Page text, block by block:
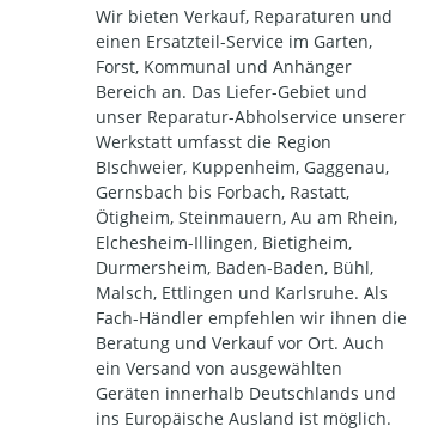
Wir bieten Verkauf, Reparaturen und
einen Ersatzteil-Service im Garten,
Forst, Kommunal und Anhänger
Bereich an. Das Liefer-Gebiet und
unser Reparatur-Abholservice unserer
Werkstatt umfasst die Region
BIschweier, Kuppenheim, Gaggenau,
Gernsbach bis Forbach, Rastatt,
Ötigheim, Steinmauern, Au am Rhein,
Elchesheim-Illingen, Bietigheim,
Durmersheim, Baden-Baden, Bühl,
Malsch, Ettlingen und Karlsruhe. Als
Fach-Händler empfehlen wir ihnen die
Beratung und Verkauf vor Ort. Auch
ein Versand von ausgewählten
Geräten innerhalb Deutschlands und
ins Europäische Ausland ist möglich.